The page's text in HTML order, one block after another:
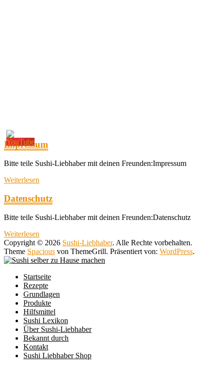
Impressum
Bitte teile Sushi-Liebhaber mit deinen Freunden:Impressum
Weiterlesen
Datenschutz
Bitte teile Sushi-Liebhaber mit deinen Freunden:Datenschutz
Weiterlesen
Copyright © 2026 Sushi-Liebhaber. Alle Rechte vorbehalten.
Theme Spacious von ThemeGrill. Präsentiert von: WordPress.
Startseite
Rezepte
Grundlagen
Produkte
Hilfsmittel
Sushi Lexikon
Über Sushi-Liebhaber
Bekannt durch
Kontakt
Sushi Liebhaber Shop